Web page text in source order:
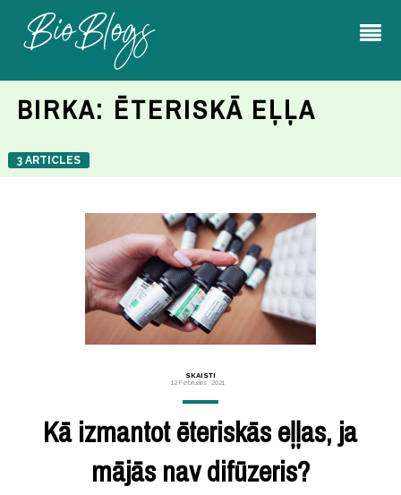
BIRKA: ĒTERISKĀ EĻĻA
3 ARTICLES
SKAISTI
12 Februāris, 2021
Kā izmantot ēteriskās eļļas, ja
mājās nav difūzeris?